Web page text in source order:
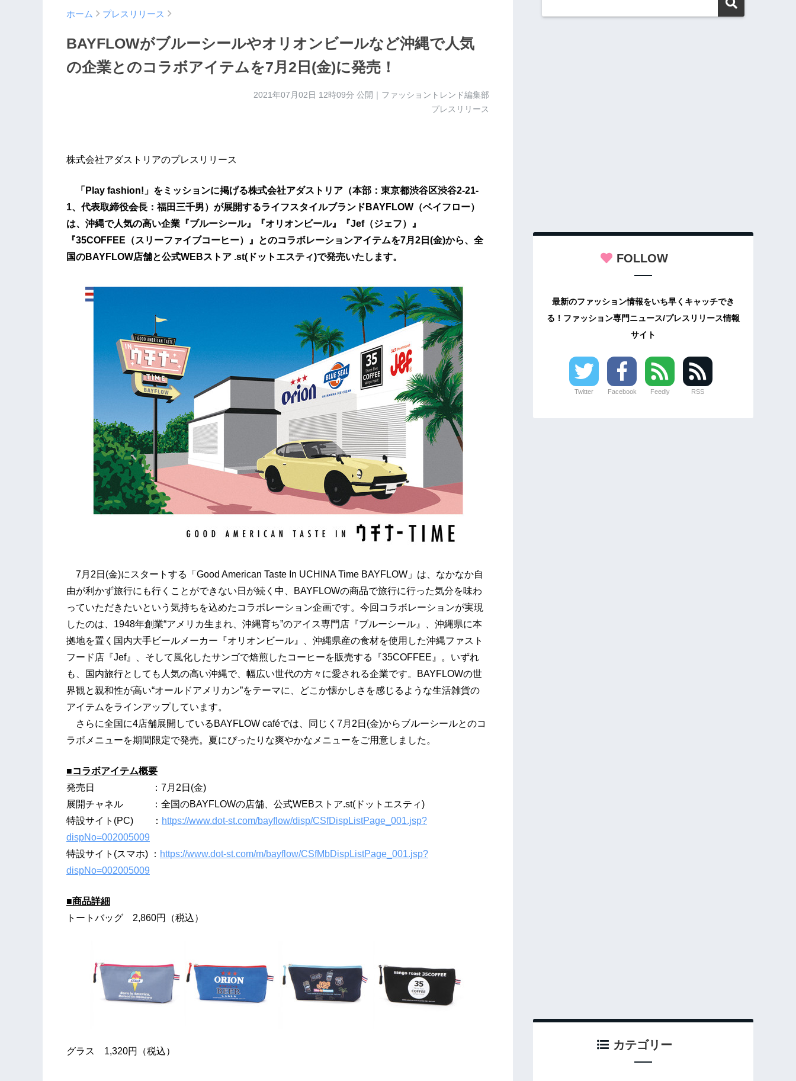
ホーム プレスリリース
BAYFLOWがブルーシールやオリオンビールなど沖縄で人気
の企業とのコラボアイテムを7月2日(金)に発売！
2021年07月02日 12時09分 公開｜ファッショントレンド編集部
プレスリリース
株式会社アダストリアのプレスリリース
「Play fashion!」をミッションに掲げる株式会社アダストリア（本部：東京都渋谷区渋谷2-21-
1、代表取締役会長：福田三千男）が展開するライフスタイルブランドBAYFLOW（ベイフロー）
は、沖縄で人気の高い企業『ブルーシール』『オリオンビール』『Jef（ジェフ）』
『35COFFEE（スリーファイブコーヒー）』とのコラボレーションアイテムを7月2日(金)から、全
国のBAYFLOW店舗と公式WEBストア .st(ドットエスティ)で発売いたします。
7月2日(金)にスタートする「Good American Taste In UCHINA Time BAYFLOW」は、なかなか自
由が利かず旅行にも行くことができない日が続く中、BAYFLOWの商品で旅行に行った気分を味わ
っていただきたいという気持ちを込めたコラボレーション企画です。今回コラボレーションが実現
したのは、1948年創業“アメリカ生まれ、沖縄育ち”のアイス専門店『ブルーシール』、沖縄県に本
拠地を置く国内大手ビールメーカー『オリオンビール』、沖縄県産の食材を使用した沖縄ファスト
フード店『Jef』、そして風化したサンゴで焙煎したコーヒーを販売する『35COFFEE』。いずれ
も、国内旅行としても人気の高い沖縄で、幅広い世代の方々に愛される企業です。BAYFLOWの世
界観と親和性が高い“オールドアメリカン”をテーマに、どこか懐かしさを感じるような生活雑貨の
アイテムをラインアップしています。
さらに全国に4店舗展開しているBAYFLOW caféでは、同じく7月2日(金)からブルーシールとのコ
ラボメニューを期間限定で発売。夏にぴったりな爽やかなメニューをご用意しました。
■コラボアイテム概要
発売日 ：7月2日(金)
展開チャネル ：全国のBAYFLOWの店舗、公式WEBストア.st(ドットエスティ)
特設サイト(PC) ： https://www.dot-st.com/bayflow/disp/CSfDispListPage_001.jsp?
dispNo=002005009
特設サイト(スマホ) ： https://www.dot-st.com/m/bayflow/CSfMbDispListPage_001.jsp?
dispNo=002005009
■商品詳細
トートバッグ 2,860円（税込）
グラス 1,320円（税込）
FOLLOW
最新のファッション情報をいち早くキャッチでき
る！ファッション専門ニュース/プレスリリース情報
サイト
Twitter Facebook Feedly RSS
カテゴリー